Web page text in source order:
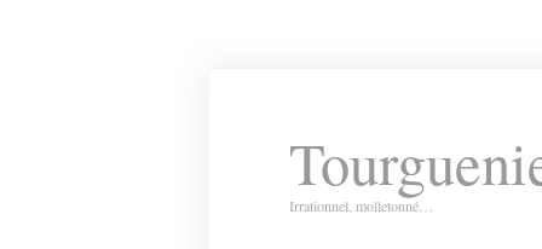
Irrationnel, molletonné…